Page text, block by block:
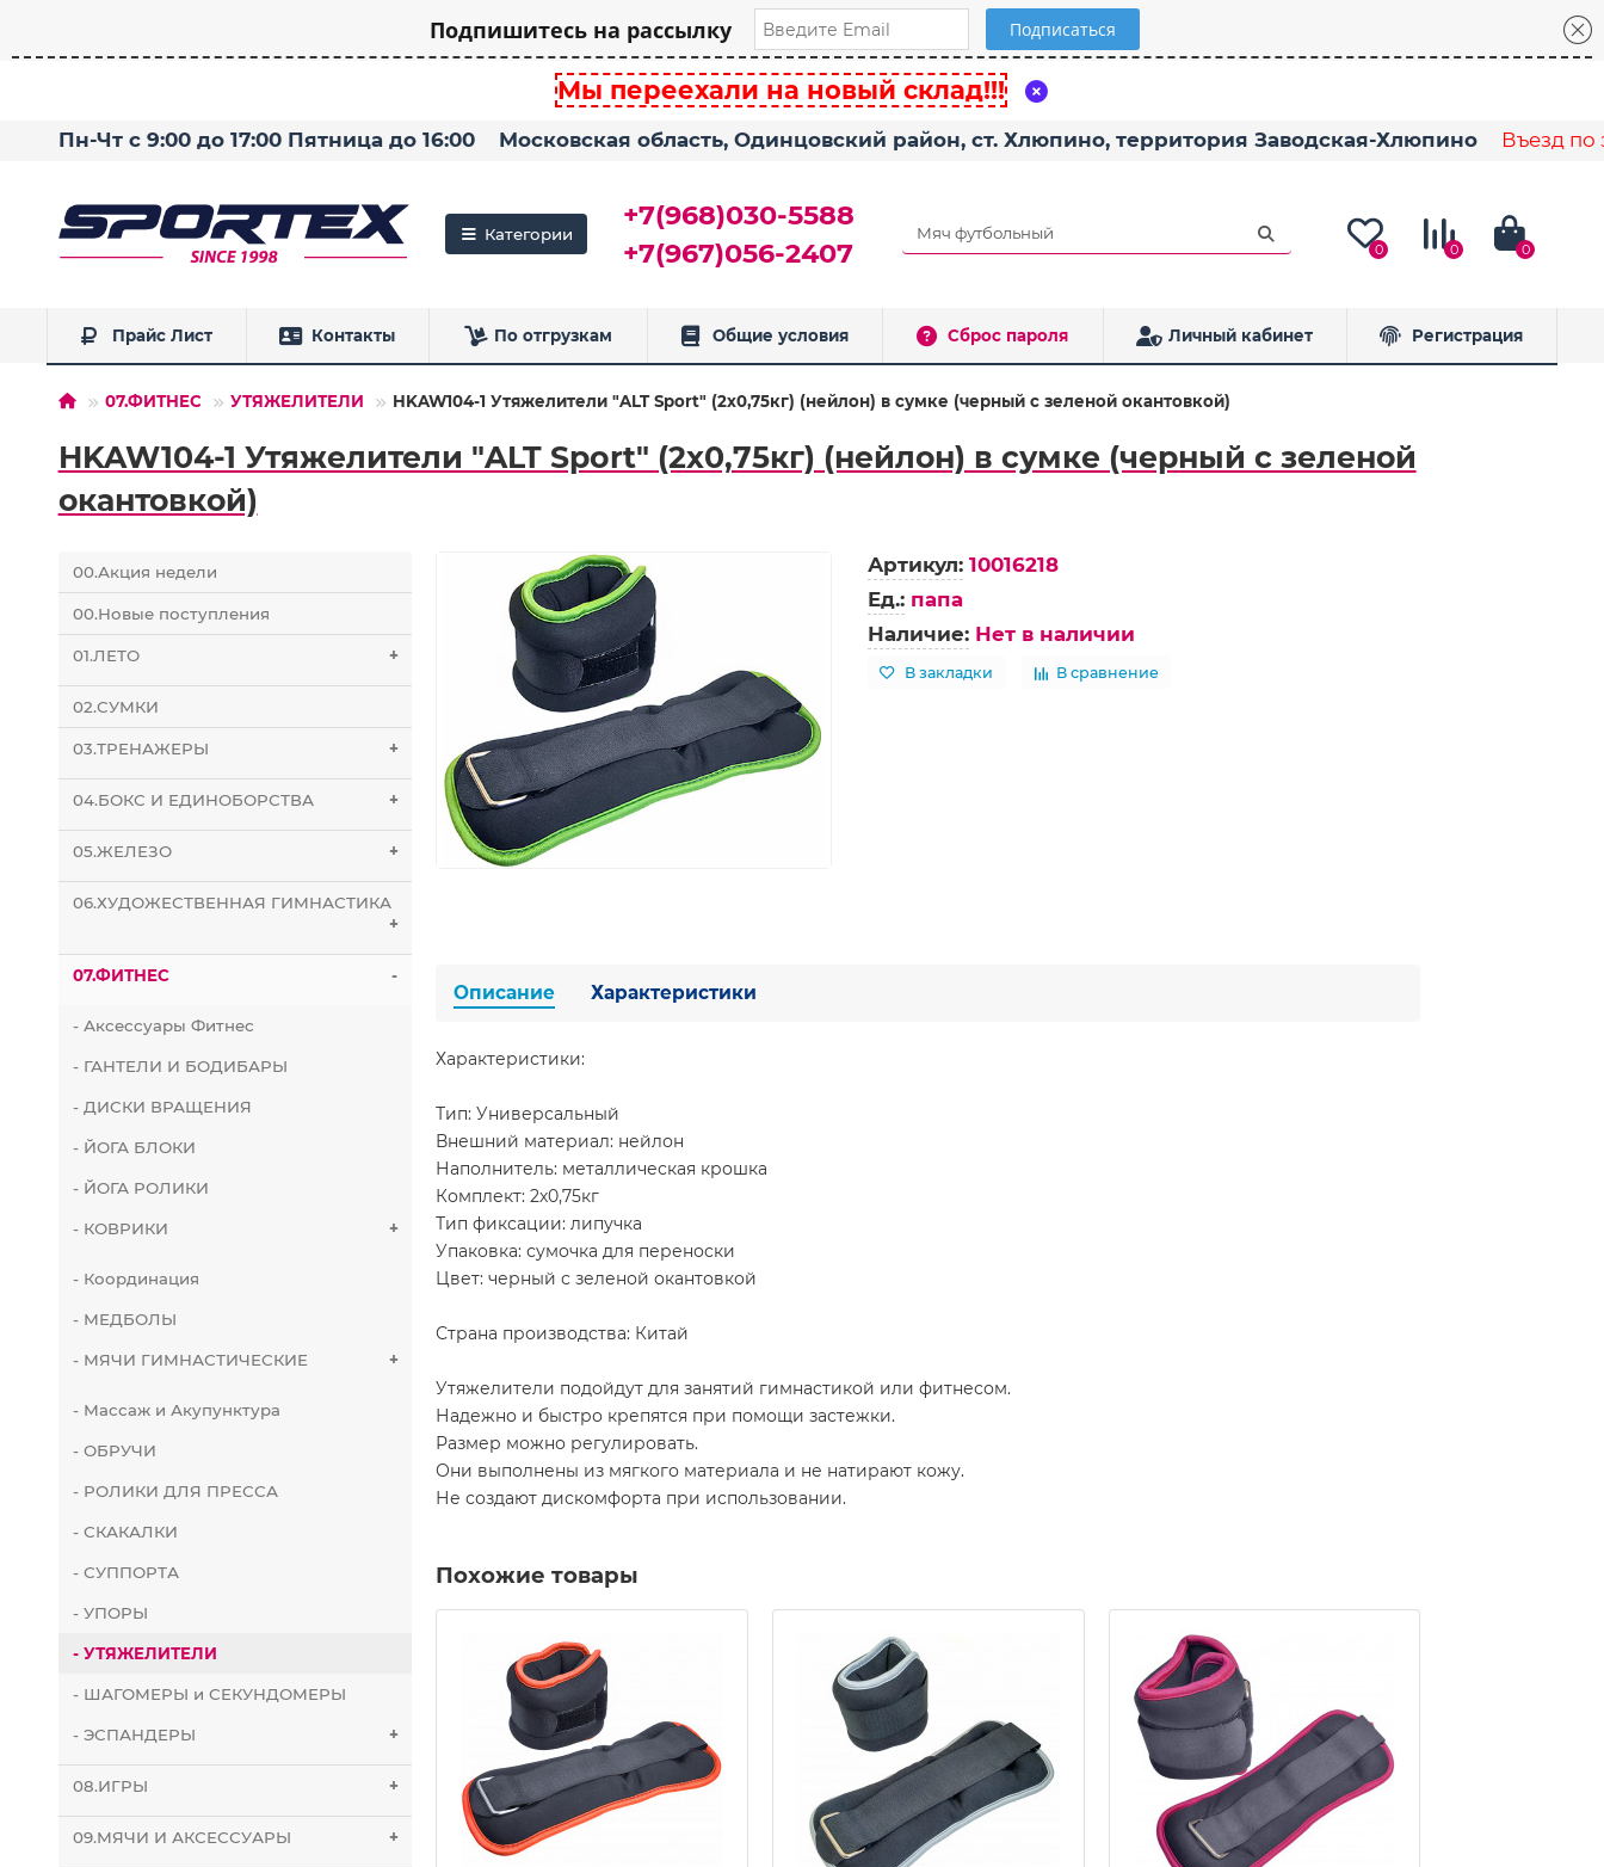
Подпишитесь на рассылку
Мы переехали на новый склад!!!
Пн-Чт с 9:00 до 17:00 Пятница до 16:00 Московская область, Одинцовский район, ст. Хлюпино, территория Заводская-Хлюпино Въезд по
Категории
+7(968)030-5588
+7(967)056-2407
0 0 0
Прайс Лист Контакты По отгрузкам Общие условия Сброс пароля Личный кабинет Регистрация
07.ФИТНЕС УТЯЖЕЛИТЕЛИ HKAW104-1 Утяжелители "ALT Sport" (2х0,75кг) (нейлон) в сумке (черный с зеленой окантовкой)
HKAW104-1 Утяжелители "ALT Sport" (2х0,75кг) (нейлон) в сумке (черный с зеленой
окантовкой)
00.Акция недели
00.Новые поступления
01.ЛЕТО +
02.СУМКИ
03.ТРЕНАЖЕРЫ +
04.БОКС И ЕДИНОБОРСТВА +
05.ЖЕЛЕЗО +
06.ХУДОЖЕСТВЕННАЯ ГИМНАСТИКА
+
07.ФИТНЕС -
- Аксессуары Фитнес
- ГАНТЕЛИ И БОДИБАРЫ
- ДИСКИ ВРАЩЕНИЯ
- ЙОГА БЛОКИ
- ЙОГА РОЛИКИ
- КОВРИКИ +
- Координация
- МЕДБОЛЫ
- МЯЧИ ГИМНАСТИЧЕСКИЕ +
- Массаж и Акупунктура
- ОБРУЧИ
- РОЛИКИ ДЛЯ ПРЕССА
- СКАКАЛКИ
- СУППОРТА
- УПОРЫ
- УТЯЖЕЛИТЕЛИ
- ШАГОМЕРЫ и СЕКУНДОМЕРЫ
- ЭСПАНДЕРЫ +
08.ИГРЫ +
09.МЯЧИ И АКСЕССУАРЫ +
Артикул: 10016218
Ед.: папа
Наличие: Нет в наличии
В закладки В сравнение
Описание Характеристики
Характеристики:
Тип: Универсальный
Внешний материал: нейлон
Наполнитель: металлическая крошка
Комплект: 2х0,75кг
Тип фиксации: липучка
Упаковка: сумочка для переноски
Цвет: черный с зеленой окантовкой
Страна производства: Китай
Утяжелители подойдут для занятий гимнастикой или фитнесом.
Надежно и быстро крепятся при помощи застежки.
Размер можно регулировать.
Они выполнены из мягкого материала и не натирают кожу.
Не создают дискомфорта при использовании.
Похожие товары